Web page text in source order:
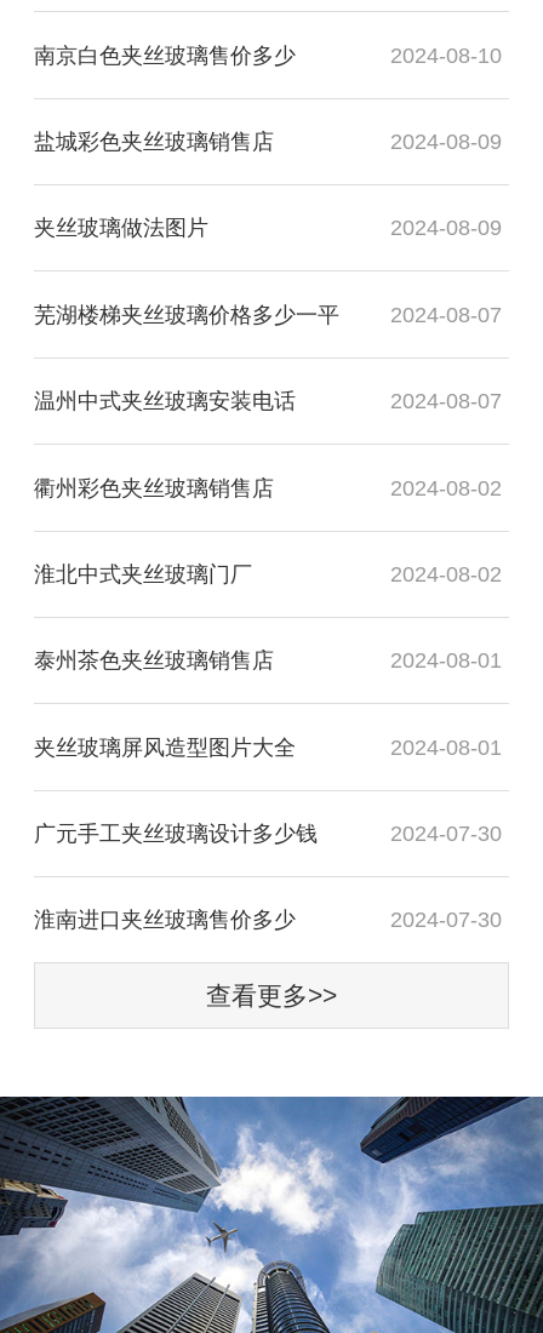
南京白色夹丝玻璃售价多少 2024-08-10
盐城彩色夹丝玻璃销售店 2024-08-09
夹丝玻璃做法图片 2024-08-09
芜湖楼梯夹丝玻璃价格多少一平 2024-08-07
温州中式夹丝玻璃安装电话 2024-08-07
衢州彩色夹丝玻璃销售店 2024-08-02
淮北中式夹丝玻璃门厂 2024-08-02
泰州茶色夹丝玻璃销售店 2024-08-01
夹丝玻璃屏风造型图片大全 2024-08-01
广元手工夹丝玻璃设计多少钱 2024-07-30
淮南进口夹丝玻璃售价多少 2024-07-30
查看更多>>